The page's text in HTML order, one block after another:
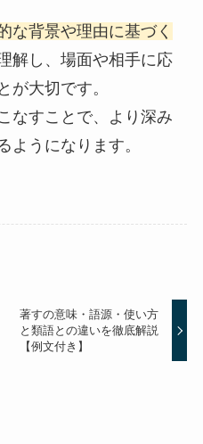
な背景や理由に基づく
解し、場面や相手に応
が大切です。
なすことで、より深み
ようになります。
著すの意味・語源・使い方
と類語との違いを徹底解説
【例文付き】